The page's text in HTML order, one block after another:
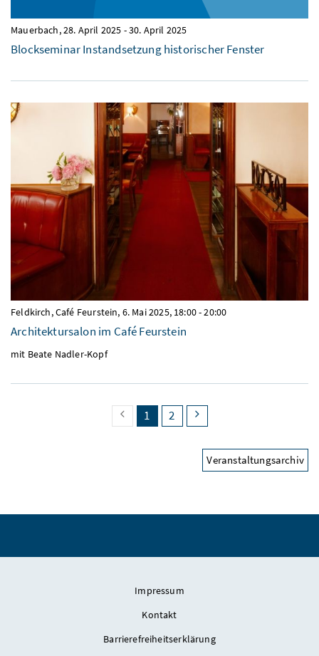
Mauerbach,28. April 2025 -30. April 2025
Blockseminar Instandsetzung historischer Fenster
Feldkirch, Café Feurstein, 6. Mai 2025, 18:00-20:00
Architektursalon im Café Feurstein
mit Beate Nadler-Kopf
search.pagingback
search.page
1(search.pagecurrent)
search.page
2
Veranstaltungsarchiv
Impressum
Kontakt
Barrierefreiheitserklärung